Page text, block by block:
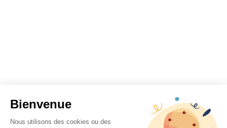
Bienvenue
Nous utilisons des cookies ou des